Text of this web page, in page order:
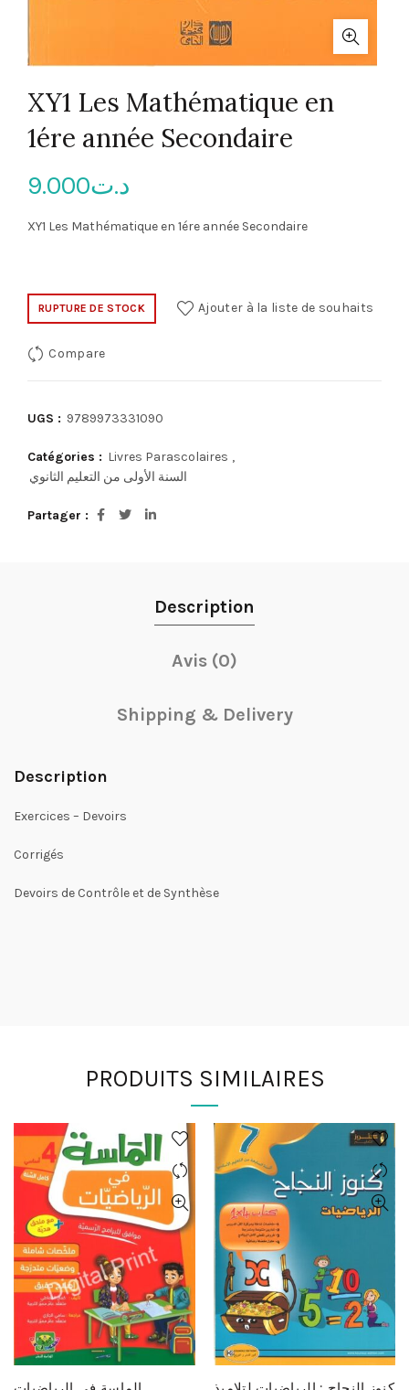
XY1 Les Mathématique en
1ére année Secondaire
د.ت9.000
XY1 Les Mathématique en 1ére année Secondaire
RUPTURE DE STOCK Ajouter à la liste de souhaits
Compare
UGS : 9789973331090
Catégories : Livres Parascolaires ,
السنة الأولى من التعليم الثانوي
Partager
Description
Avis (0)
Shipping & Delivery
Description
Exercices – Devoirs
Corrigés
Devoirs de Contrôle et de Synthèse
PRODUITS SIMILAIRES